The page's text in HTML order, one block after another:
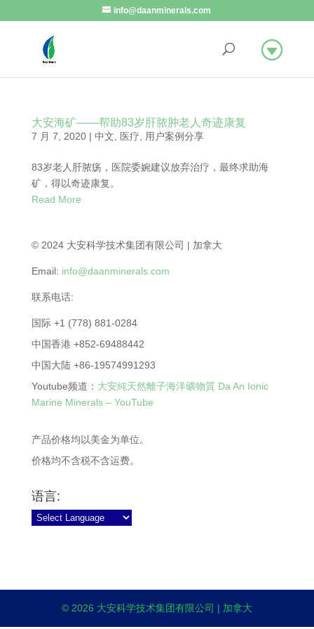
info@daanminerals.com
大安海矿——帮助83岁肝脓肿老人奇迹康复
7 月 7, 2020| 中文 医疗 用户案例分享
83岁老人肝脓疡，医院委婉建议放弃治疗，最终求助海
矿，得以奇迹康复。
Read More
© 2024 大安科学技术集团有限公司 | 加拿大
Email: info@daanminerals.com
联系电话:
国际 +1 (778) 881-0284
中国香港 +852-69488442
中国大陆 +86-19574991293
Youtube频道： 大安純天然離子海洋礦物質 Da An Ionic
Marine Minerals – YouTube
产品价格均以美金为单位。
价格均不含税不含运费。
语言:
© 2026 大安科学技术集团有限公司 | 加拿大